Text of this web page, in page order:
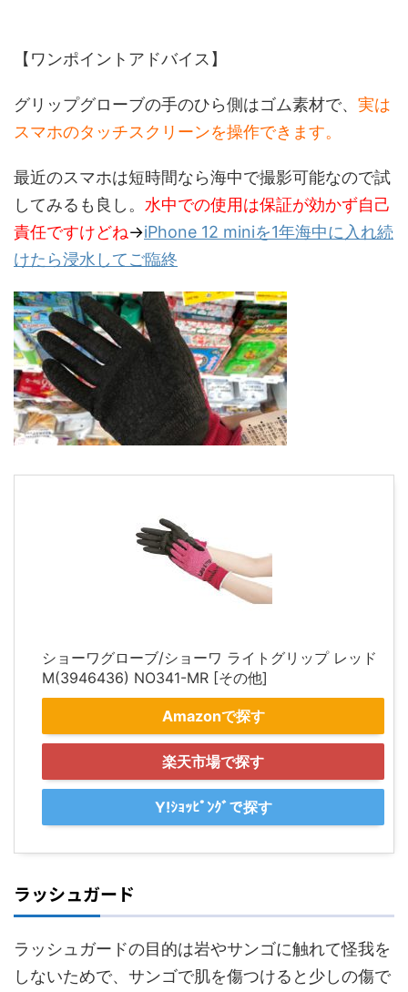
【ワンポイントアドバイス】
グリップグローブの手のひら側はゴム素材で、 実は
スマホのタッチスクリーンを操作できます。
最近のスマホは短時間なら海中で撮影可能なので試
してみるも良し。 水中での使用は保証が効かず自己
責任ですけどね→iPhone 12 miniを1年海中に入れ続
けたら浸水してご臨終
ショーワグローブ/ショーワ ライトグリップ レッド
M(3946436) NO341-MR [その他]
Amazonで探す
楽天市場で探す
Y!ｼｮｯﾋﾟﾝｸﾞで探す
ラッシュガード
ラッシュガードの目的は岩やサンゴに触れて怪我を
しないためで、サンゴで肌を傷つけると少しの傷で